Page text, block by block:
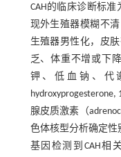
CAH的临床诊断标准
现外生殖器模糊不
生殖器男性化，皮
乏、体重不增或下
钾、低血钠、代
腺皮质激素（
色体核型分析确定性
基因检测到CAH相